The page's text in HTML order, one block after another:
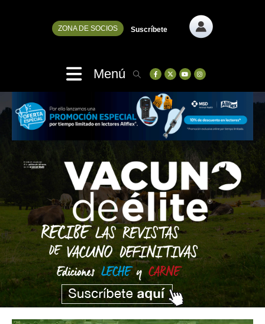
ZONA DE SOCIOS Suscríbete
Menú